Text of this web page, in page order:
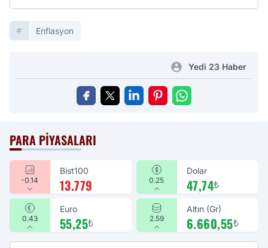
Enflasyon
Yedi 23 Haber
PARA PIYASALARI
-0.14
Bist100
13.779 0.25
Dolar
47,74₺
0.43
Euro
55,25₺ 2.59
Altın (Gr)
6.660,55₺